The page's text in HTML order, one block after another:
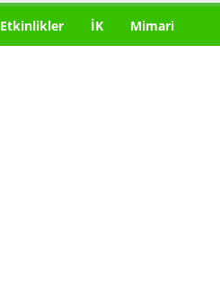
Etkinlikler İK Mimari